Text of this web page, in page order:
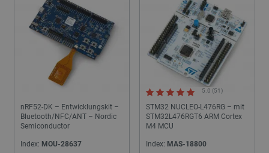
nRF52-DK – Entwicklungskit –
Bluetooth/NFC/ANT – Nordic
Semiconductor
Index: MOU-28637
STM32 NUCLEO-L476RG – mit
STM32L476RGT6 ARM Cortex
M4 MCU
5.0 (51)
Index: MAS-18800